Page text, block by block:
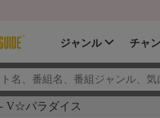
ジャンル チャ
V☆パラダイス